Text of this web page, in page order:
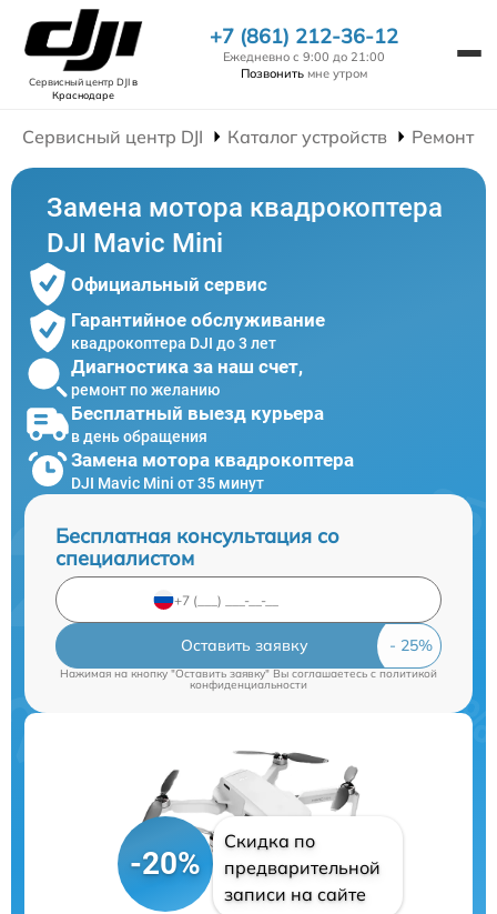
Сервисный центр DJIв
Краснодаре
+7 (861) 212-36-12
Ежедневно с 9:00 до 21:00
Позвонить мне утром
Сервисный центр DJI Каталог устройств Ремонт
Замена мотора квадрокоптера
DJI Mavic Mini
Официальный сервис
Гарантийное обслуживание
квадрокоптера DJI до 3 лет
Диагностика за наш счет,
ремонт по желанию
Бесплатный выезд курьера
в день обращения
Замена мотора квадрокоптера
DJI Mavic Mini от 35 минут
Бесплатная консультация со
специалистом
Оставить заявку
Нажимая на кнопку "Оставить заявку" Вы соглашаетесь cполитикой
конфиденциальности
-20%
Скидка по
предварительной
записи на сайте